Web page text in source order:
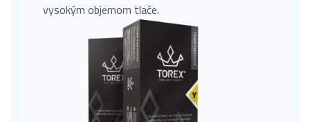
vysokým objemom tlače.